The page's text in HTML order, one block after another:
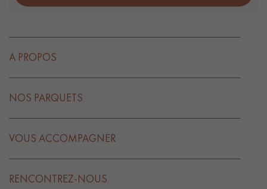
A PROPOS
NOS PARQUETS
VOUS ACCOMPAGNER
RENCONTREZ-NOUS